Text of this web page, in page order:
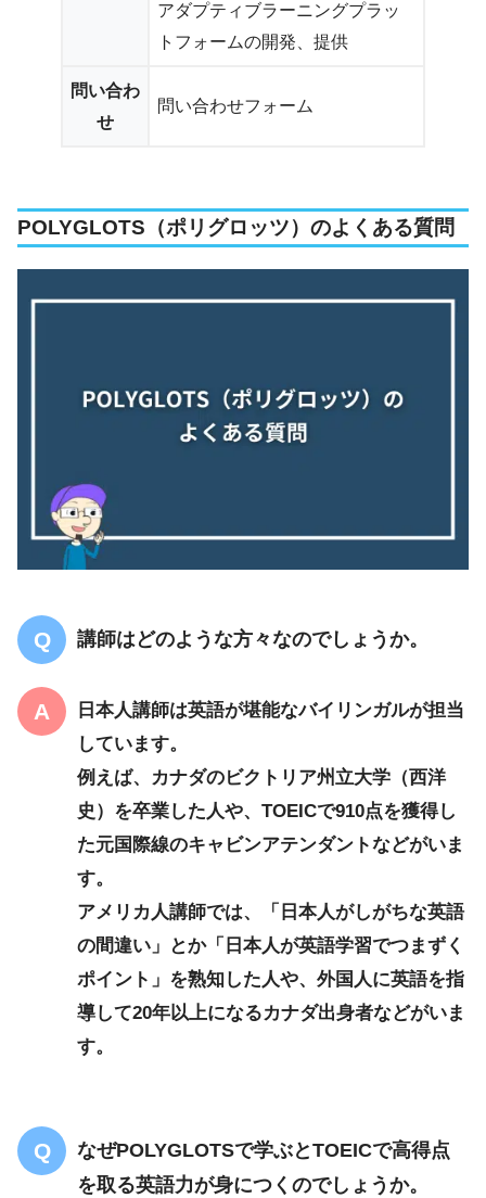
アダプティブラーニングプラッ
トフォームの開発、提供
問い合わ
せ
問い合わせフォーム
POLYGLOTS（ポリグロッツ）のよくある質問
講師はどのような方々なのでしょうか。
日本人講師は英語が堪能なバイリンガルが担当
しています。
例えば、カナダのビクトリア州立大学（西洋
史）を卒業した人や、TOEICで910点を獲得し
た元国際線のキャビンアテンダントなどがいま
す。
アメリカ人講師では、「日本人がしがちな英語
の間違い」とか「日本人が英語学習でつまずく
ポイント」を熟知した人や、外国人に英語を指
導して20年以上になるカナダ出身者などがいま
す。
なぜPOLYGLOTSで学ぶとTOEICで高得点
を取る英語力が身につくのでしょうか。